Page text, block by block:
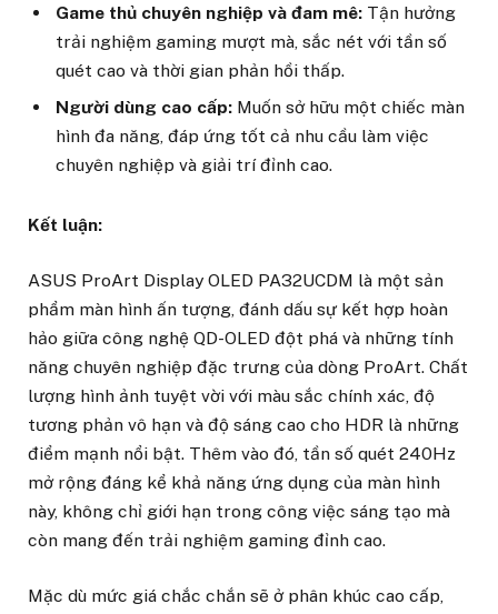
Game thủ chuyên nghiệp và đam mê: Tận hưởng
trải nghiệm gaming mượt mà, sắc nét với tần số
quét cao và thời gian phản hồi thấp.
Người dùng cao cấp: Muốn sở hữu một chiếc màn
hình đa năng, đáp ứng tốt cả nhu cầu làm việc
chuyên nghiệp và giải trí đỉnh cao.
Kết luận:
ASUS ProArt Display OLED PA32UCDM là một sản
phẩm màn hình ấn tượng, đánh dấu sự kết hợp hoàn
hảo giữa công nghệ QD-OLED đột phá và những tính
năng chuyên nghiệp đặc trưng của dòng ProArt. Chất
lượng hình ảnh tuyệt vời với màu sắc chính xác, độ
tương phản vô hạn và độ sáng cao cho HDR là những
điểm mạnh nổi bật. Thêm vào đó, tần số quét 240Hz
mở rộng đáng kể khả năng ứng dụng của màn hình
này, không chỉ giới hạn trong công việc sáng tạo mà
còn mang đến trải nghiệm gaming đỉnh cao.
Mặc dù mức giá chắc chắn sẽ ở phân khúc cao cấp,